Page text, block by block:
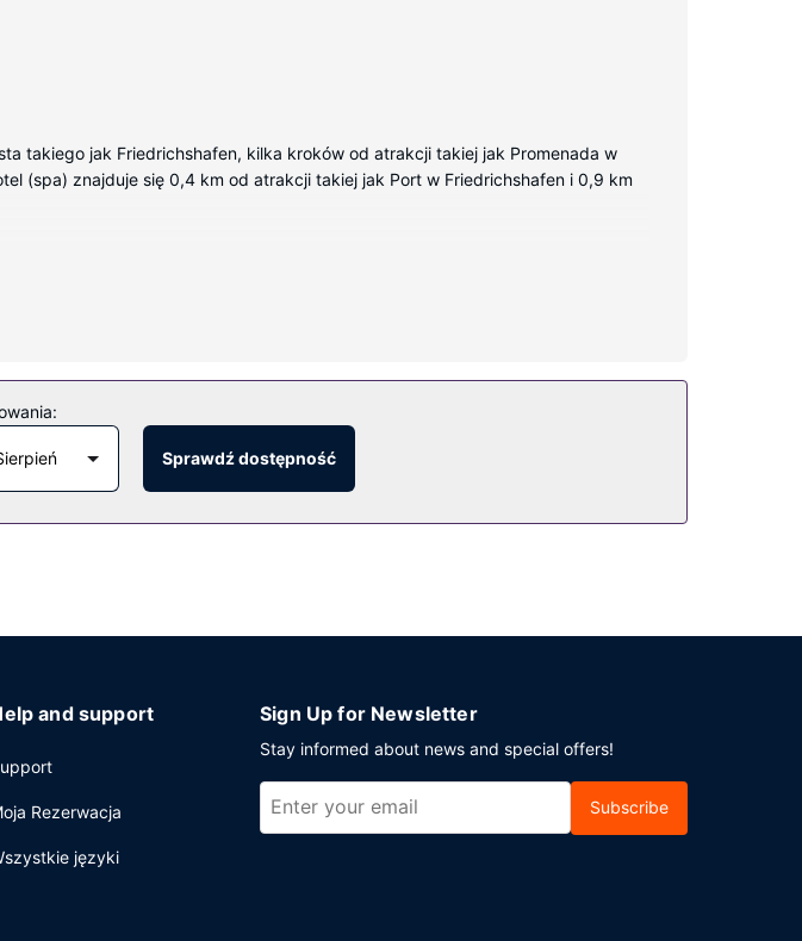
takiego jak Friedrichshafen, kilka kroków od atrakcji takiej jak Promenada w
(spa) znajduje się 0,4 km od atrakcji takiej jak Port w Friedrichshafen i 0,9 km
i telewizor płaskoekranowy. Bezpłatny bezprzewodowy dostęp do internetu
kryty i sauna. Ten hotel oferuje również udogodnienia takie jak bezpłatny
(w określonych godzinach). Zrelaksuj się po całym dniu w barze/salonie
Sprawdź dostępność
and support
Rezerwacja
języki
Sign Up for Newsletter
Stay informed about news and special offers!
Subscribe